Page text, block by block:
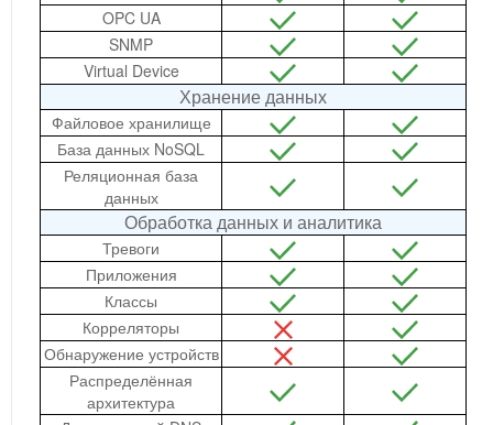
OPC UA
SNMP
Virtual Device
Хранение данных
Файловое хранилище
База данных NoSQL
Реляционная база
данных
Обработка данных и аналитика
Тревоги
Приложения
Классы
Корреляторы
Обнаружение устройств
Распределённая
архитектура